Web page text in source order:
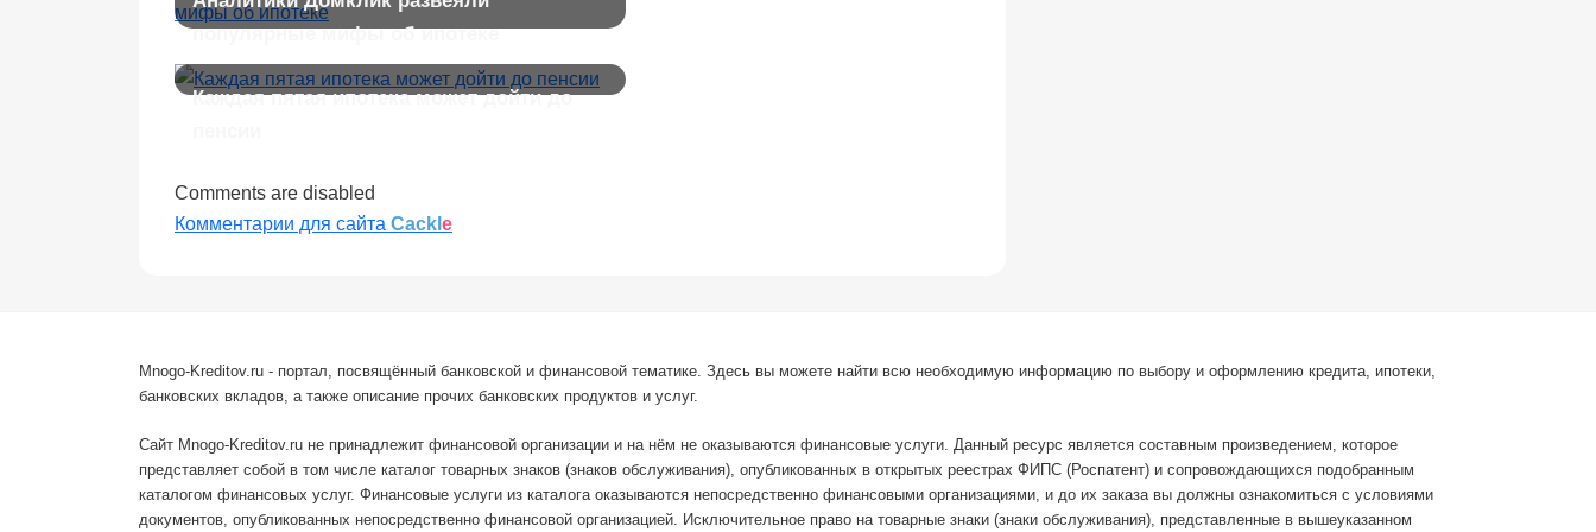
популярные мифы об ипотеке
Каждая пятая ипотека может дойти до
Comments are disabled
Комментарии для сайта Cackl e
Mnogo-Kreditov.ru - портал, посвящённый банковской и финансовой тематике. Здесь вы можете найти всю необходимую информацию по выбору и оформлению кредита, ипотеки,
банковских вкладов, а также описание прочих банковских продуктов и услуг.
Сайт Mnogo-Kreditov.ru не принадлежит финансовой организации и на нём не оказываются финансовые услуги. Данный ресурс является составным произведением, которое
представляет собой в том числе каталог товарных знаков (знаков обслуживания), опубликованных в открытых реестрах ФИПС (Роспатент) и сопровождающихся подобранным
каталогом финансовых услуг. Финансовые услуги из каталога оказываются непосредственно финансовыми организациями, и до их заказа вы должны ознакомиться с условиями
документов, опубликованных непосредственно финансовой организацией. Исключительное право на товарные знаки (знаки обслуживания), представленные в вышеуказанном